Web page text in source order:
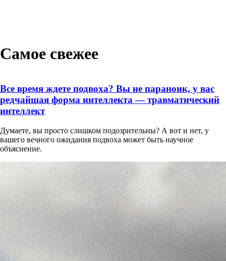
Самое свежее
Все время ждете подвоха? Вы не параноик, у вас
редчайшая форма интеллекта — травматический
интеллект
Думаете, вы просто слишком подозрительны? А вот и нет, у
вашего вечного ожидания подвоха может быть научное
объяснение.